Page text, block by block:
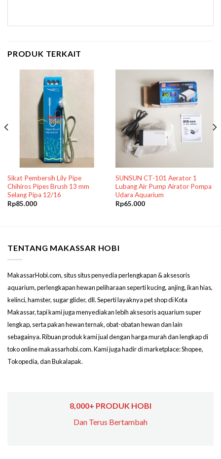
PRODUK TERKAIT
Sikat Pembersih Lily Pipe
Chihiros Pipes Brush 13 mm
Selang Pipa 12/16
Rp85.000
SUNSUN CT-101 Aerator 1
Lubang Air Pump Airator Pompa
Udara Aquarium
Rp65.000
TENTANG MAKASSAR HOBI
MakassarHobi.com, situs situs penyedia perlengkapan & aksesoris
aquarium, perlengkapan hewan peliharaan seperti kucing, anjing, ikan hias,
kelinci, hamster, sugar glider, dll. Seperti layaknya pet shop di Kota
Makassar, tapi kami juga menyediakan lebih aksesoris aquarium super
lengkap, serta pakan hewan ternak, obat-obatan hewan dan lain
sebagainya. Ribuan produk kami jual dengan harga murah dan lengkap di
toko online makassarhobi.com. Kami juga hadir di marketplace: Shopee,
Tokopedia, dan Bukalapak.
8,000+ PRODUK HOBI
Dan Terus Bertambah